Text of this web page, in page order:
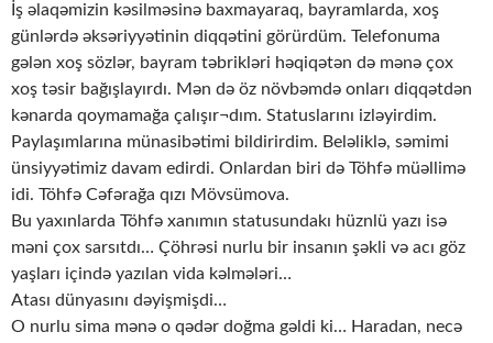
İş əlaqəmizin kəsilməsinə baxmayaraq, bayramlarda, xoş
günlərdə əksəriyyətinin diqqətini görürdüm. Telefonuma
gələn xoş sözlər, bayram təbrikləri həqiqətən də mənə çox
xoş təsir bağışlayırdı. Mən də öz növbəmdə onları diqqətdən
kənarda qoymamağa çalışır¬dım. Statuslarını izləyirdim.
Paylaşımlarına münasibətimi bildirirdim. Beləliklə, səmimi
ünsiyyətimiz davam edirdi. Onlardan biri də Töhfə müəllimə
idi. Töhfə Cəfərağa qızı Mövsümova.
Bu yaxınlarda Töhfə xanımın statusundakı hüznlü yazı isə
məni çox sarsıtdı… Çöhrəsi nurlu bir insanın şəkli və acı göz
yaşları içində yazılan vida kəlmələri…
Atası dünyasını dəyişmişdi…
O nurlu sima mənə o qədər doğma gəldi ki… Haradan, necə